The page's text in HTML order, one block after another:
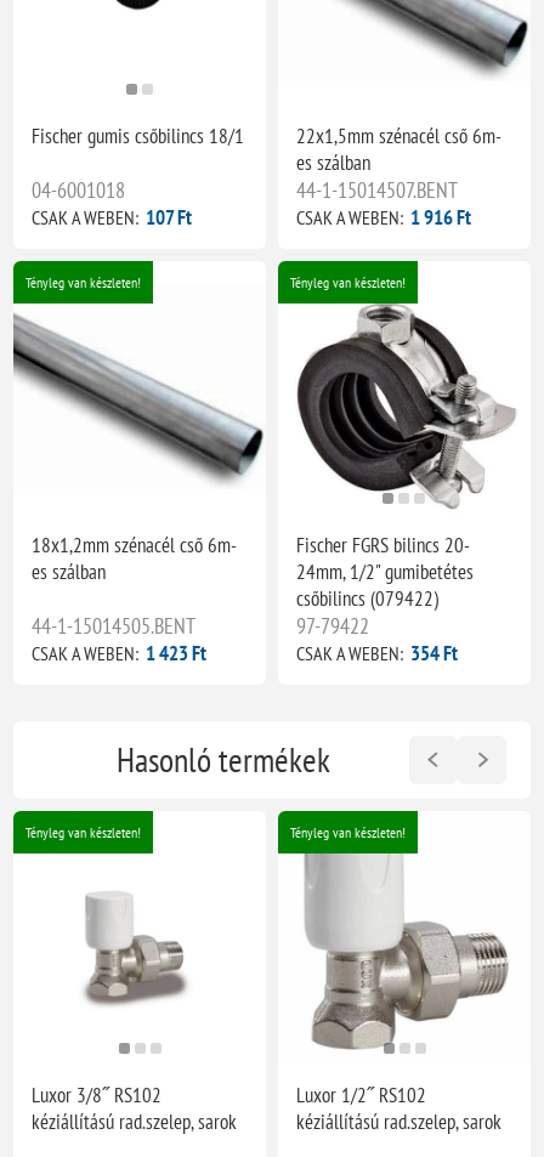
Fischer gumis csőbilincs 18/1
04-6001018
CSAK A WEBEN: 107 Ft
22x1,5mm szénacél cső 6m-
es szálban
44-1-15014507.BENT
CSAK A WEBEN: 1 916 Ft
Tényleg van készleten!
18x1,2mm szénacél cső 6m-
es szálban
44-1-15014505.BENT
CSAK A WEBEN: 1 423 Ft
Tényleg van készleten!
Fischer FGRS bilincs 20-
24mm, 1/2" gumibetétes
csőbilincs (079422)
97-79422
CSAK A WEBEN: 354 Ft
Hasonló termékek
Tényleg van készleten!
Luxor 3/8˝ RS102
kéziállítású rad.szelep, sarok
Tényleg van készleten!
Luxor 1/2˝ RS102
kéziállítású rad.szelep, sarok